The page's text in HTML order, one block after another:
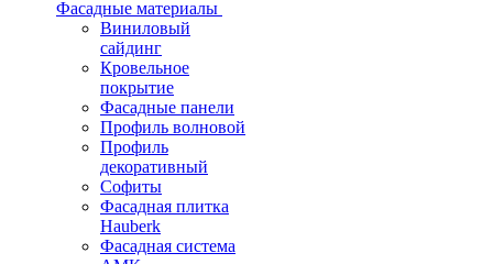
Фасадные материалы
Виниловый
сайдинг
Кровельное
покрытие
Фасадные панели
Профиль волновой
Профиль
декоративный
Софиты
Фасадная плитка
Hauberk
Фасадная система